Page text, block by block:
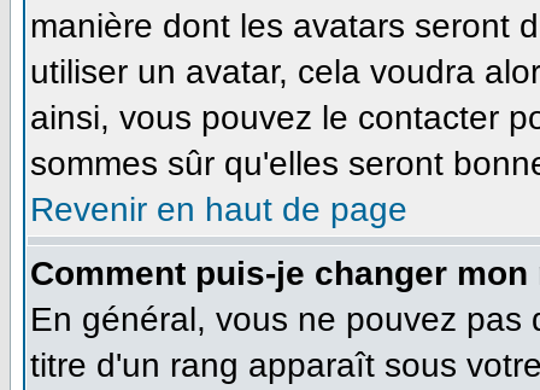
manière dont les avatars seront
utiliser un avatar, cela voudra
ainsi, vous pouvez le contacter
sommes sûr qu'elles seront
Revenir en haut de page
Comment puis-je changer mon
En général, vous ne pouvez
titre d'un rang apparaît sous